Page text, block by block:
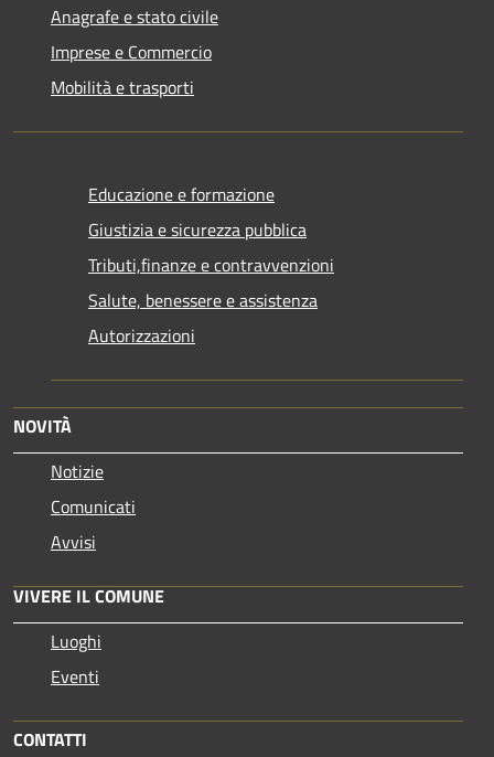
Anagrafe e stato civile
Imprese e Commercio
Mobilità e trasporti
Educazione e formazione
Giustizia e sicurezza pubblica
Tributi,finanze e contravvenzioni
Salute, benessere e assistenza
Autorizzazioni
NOVITÀ
Notizie
Comunicati
Avvisi
VIVERE IL COMUNE
Luoghi
Eventi
CONTATTI